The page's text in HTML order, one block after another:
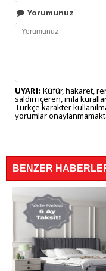
Yorumunuz
UYARI: Küfür, hakaret,
saldırı içeren, imla
Türkçe karakter
yorumlar
BENZER